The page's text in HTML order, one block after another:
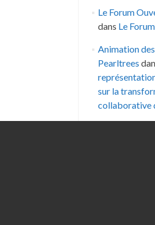
Le Forum
dans Le
Animation
Pearltrees
sur la
collaborative